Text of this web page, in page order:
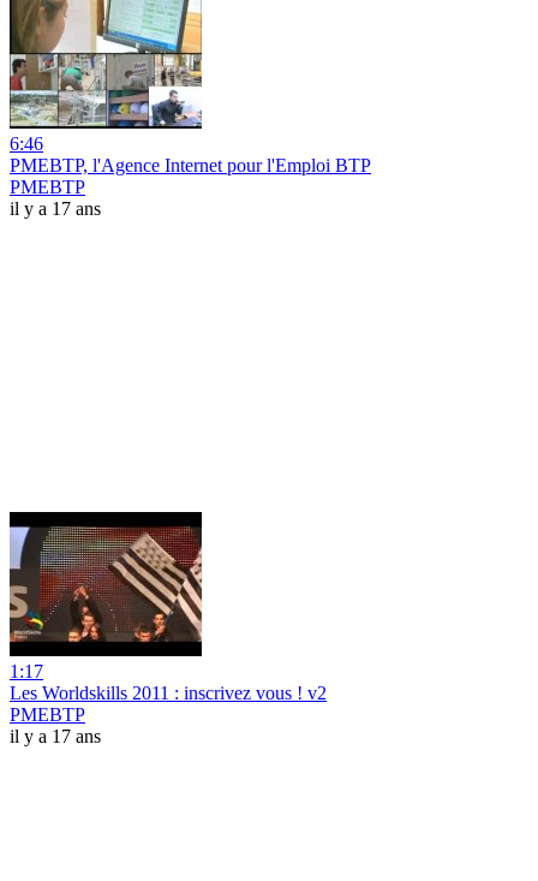
6:46
PMEBTP, l'Agence Internet pour l'Emploi BTP
PMEBTP
il y a 17 ans
1:17
Les Worldskills 2011 : inscrivez vous ! v2
PMEBTP
il y a 17 ans